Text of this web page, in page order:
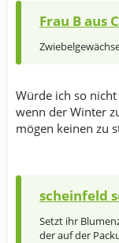
Frau B aus
Würde ich so
wenn der Winter
mögen keinen zu
scheinfeld
Setzt ihr
der auf der